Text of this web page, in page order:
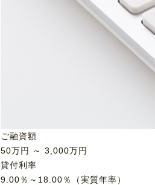
ご融資額
50万円 ～ 3,000万円
貸付利率
9.00％～18.00％（実質年率）